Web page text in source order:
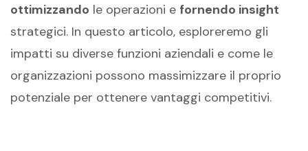
ottimizzando le operazioni e fornendo insight
strategici. In questo articolo, esploreremo gli
impatti su diverse funzioni aziendali e come le
organizzazioni possono massimizzare il proprio
potenziale per ottenere vantaggi competitivi.